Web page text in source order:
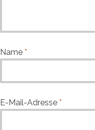
Name *
E-Mail-Adresse *